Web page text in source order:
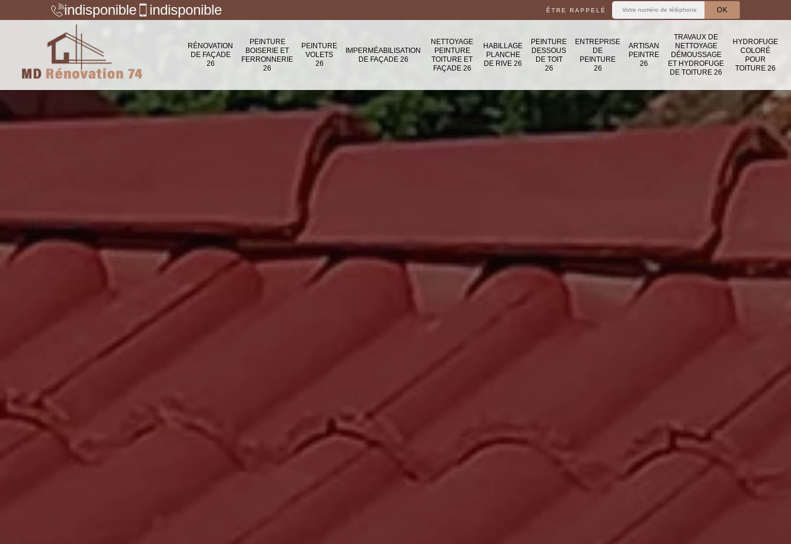
indisponible indisponible ÊTRE RAPPELÉ
RÉNOVATION
DE FAÇADE
26
PEINTURE
BOISERIE ET
FERRONNERIE
26
PEINTURE
VOLETS
26
IMPERMÉABILISATION
DE FAÇADE 26
NETTOYAGE
PEINTURE
TOITURE ET
FAÇADE 26
HABILLAGE
PLANCHE
DE RIVE 26
PEINTURE
DESSOUS
DE TOIT
26
ENTREPRISE
DE
PEINTURE
26
ARTISAN
PEINTRE
26
TRAVAUX DE
NETTOYAGE
DÉMOUSSAGE
ET HYDROFUGE
DE TOITURE 26
HYDROFUGE
COLORÉ
POUR
TOITURE 26